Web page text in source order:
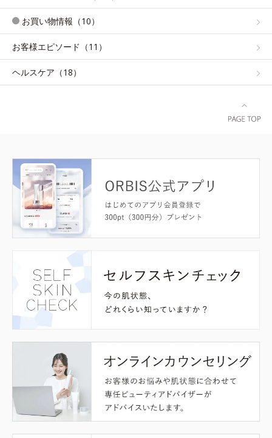
お買い物情報（10）
お客様エピソード（11）
ヘルスケア（18）